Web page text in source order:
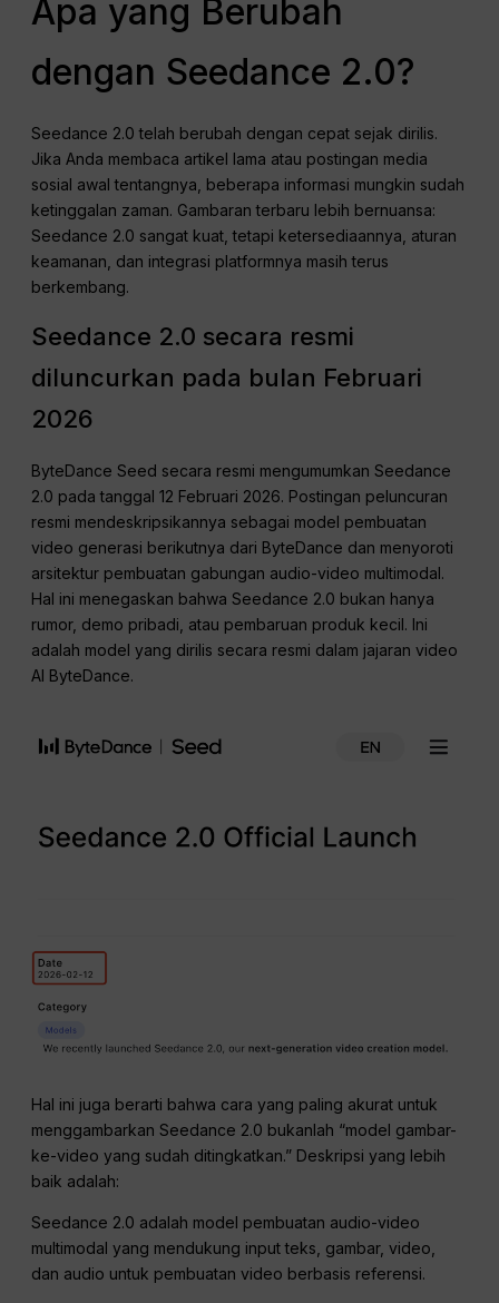
Apa yang Berubah
dengan Seedance 2.0?
Seedance 2.0 telah berubah dengan cepat sejak dirilis.
Jika Anda membaca artikel lama atau postingan media
sosial awal tentangnya, beberapa informasi mungkin sudah
ketinggalan zaman. Gambaran terbaru lebih bernuansa:
Seedance 2.0 sangat kuat, tetapi ketersediaannya, aturan
keamanan, dan integrasi platformnya masih terus
berkembang.
Seedance 2.0 secara resmi
diluncurkan pada bulan Februari
2026
ByteDance Seed secara resmi mengumumkan Seedance
2.0 pada tanggal 12 Februari 2026. Postingan peluncuran
resmi mendeskripsikannya sebagai model pembuatan
video generasi berikutnya dari ByteDance dan menyoroti
arsitektur pembuatan gabungan audio-video multimodal.
Hal ini menegaskan bahwa Seedance 2.0 bukan hanya
rumor, demo pribadi, atau pembaruan produk kecil. Ini
adalah model yang dirilis secara resmi dalam jajaran video
AI ByteDance.
Hal ini juga berarti bahwa cara yang paling akurat untuk
menggambarkan Seedance 2.0 bukanlah “model gambar-
ke-video yang sudah ditingkatkan.” Deskripsi yang lebih
baik adalah:
Seedance 2.0 adalah model pembuatan audio-video
multimodal yang mendukung input teks, gambar, video,
dan audio untuk pembuatan video berbasis referensi.